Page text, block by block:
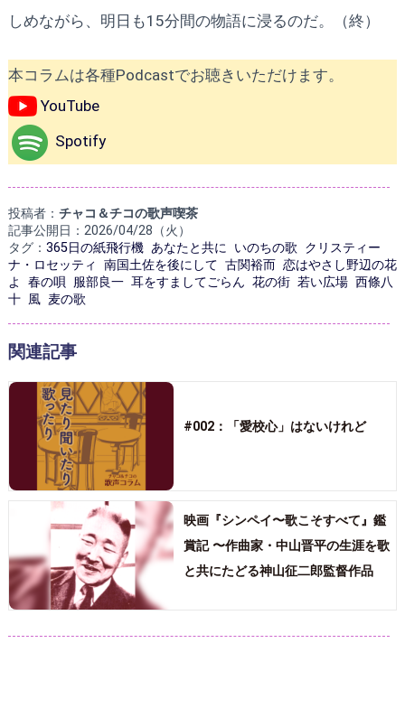
しめながら、明日も15分間の物語に浸るのだ。（終）
本コラムは各種Podcastでお聴きいただけます。
YouTube
Spotify
投稿者： チャコ＆チコの歌声喫茶
記事公開日：2026/04/28（火）
タグ： 365日の紙飛行機 あなたと共に いのちの歌 クリスティー
ナ・ロセッティ
南国土佐を後にして 古関裕而 恋はやさし野辺の花
よ
春の唄 服部良一 耳をすましてごらん 花の街 若い広場 西條八
十 風 麦の歌
関連記事
#002：「愛校心」はないけれど
映画『シンペイ〜歌こそすべて』鑑
賞記 〜作曲家・中山晋平の生涯を歌
と共にたどる神山征二郎監督作品